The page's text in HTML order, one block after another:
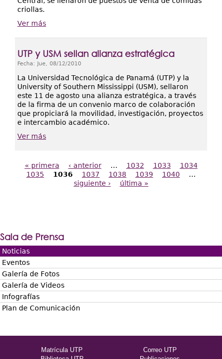
criollas.
Ver más
UTP y USM sellan alianza estratégica
Fecha: Jue, 08/12/2010
La Universidad Tecnológica de Panamá (UTP) y la
University of Southern Mississippi (USM), sellaron
este 11 de agosto una alianza estratégica, a través
de la firma de un convenio marco de colaboración
que propiciará la movilidad, investigación, proyectos
e intercambio académico.
Ver más
Páginas
« primera ‹ anterior … 1032 1033
1034
1035
1036 1037 1038 1039 1040
…
siguiente ›
última »
Sala de Prensa
Noticias
Eventos
Galería de Fotos
Galería de Videos
Infografías
Plan de Comunicación
Matrícula UTP
Correo UTP